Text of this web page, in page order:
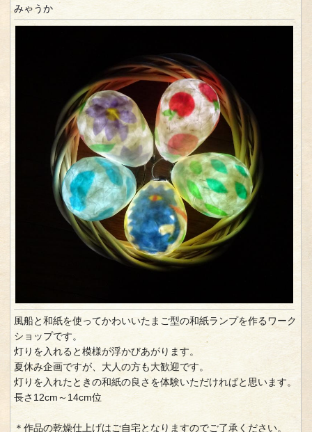
みゃうか
風船と和紙を使ってかわいいたまご型の和紙ランプを作るワーク
ショップです。
灯りを入れると模様が浮かびあがります。
夏休み企画ですが、大人の方も大歓迎です。
灯りを入れたときの和紙の良さを体験いただければと思います。
長さ12cm～14cm位
＊作品の乾燥仕上げはご自宅となりますのでご了承ください。